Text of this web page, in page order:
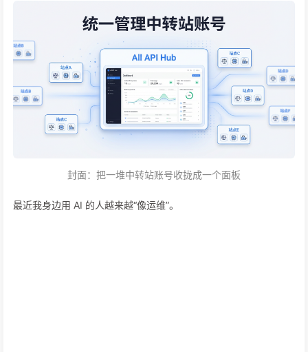
封面：把一堆中转站账号收拢成一个面板
最近我身边用 AI 的人越来越“像运维”。